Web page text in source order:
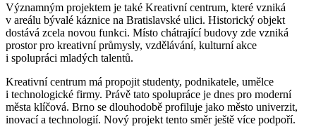
Významným projektem je také Kreativní centrum, které vzniká
v areálu bývalé káznice na Bratislavské ulici. Historický objekt
dostává zcela novou funkci. Místo chátrající budovy zde vzniká
prostor pro kreativní průmysly, vzdělávání, kulturní akce
i spolupráci mladých talentů.
Kreativní centrum má propojit studenty, podnikatele, umělce
i technologické firmy. Právě tato spolupráce je dnes pro moderní
města klíčová. Brno se dlouhodobě profiluje jako město univerzit,
inovací a technologií. Nový projekt tento směr ještě více podpoří.